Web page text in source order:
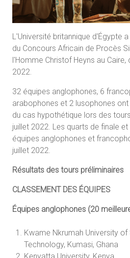
L'Université britannique d'Égypte
du Concours Africain de Procès
l'Homme Christof Heyns au Caire,
2022.
32 équipes anglophones, 6
arabophones et 2 lusophones
du cas hypothétique lors des
juillet 2022. Les quarts de finale
équipes anglophones et
juillet 2022.
Résultats des tours préliminaires
CLASSEMENT DES ÉQUIPES
Équipes anglophones (20
Kwame Nkrumah University of
Technology, Kumasi, Ghana
Kenyatta University, Kenya